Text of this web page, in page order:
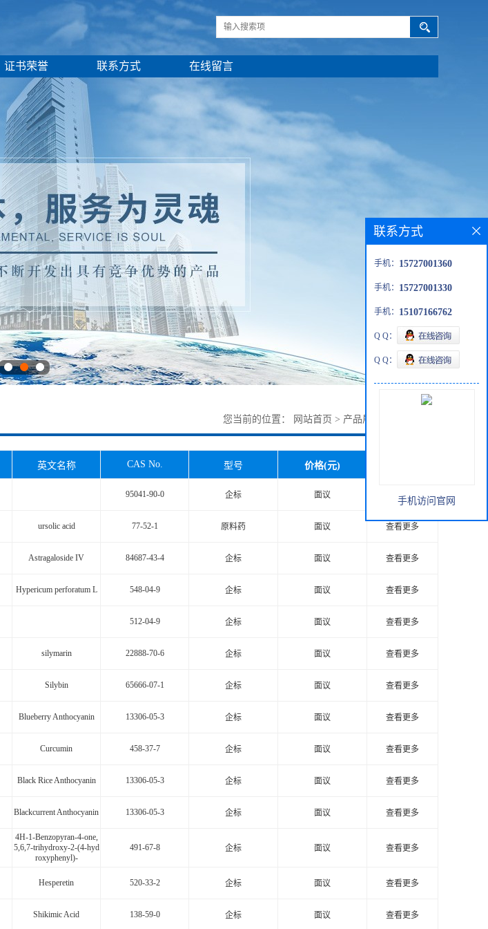
证书荣誉 联系方式 在线留言
您当前的位置： 网站首页 > 产品展厅
英文名称 CAS No. 型号 价格(元)
95041-90-0 企标 面议 查看更多
ursolic acid 77-52-1 原料药 面议 查看更多
Astragaloside IV 84687-43-4 企标 面议 查看更多
Hypericum perforatum L 548-04-9 企标 面议 查看更多
512-04-9 企标 面议 查看更多
silymarin 22888-70-6 企标 面议 查看更多
Silybin 65666-07-1 企标 面议 查看更多
Blueberry Anthocyanin 13306-05-3 企标 面议 查看更多
Curcumin 458-37-7 企标 面议 查看更多
Black Rice Anthocyanin 13306-05-3 企标 面议 查看更多
Blackcurrent Anthocyanin 13306-05-3 企标 面议 查看更多
4H-1-Benzopyran-4-one,
5,6,7-trihydroxy-2-(4-hyd
roxyphenyl)-
491-67-8 企标 面议 查看更多
Hesperetin 520-33-2 企标 面议 查看更多
Shikimic Acid 138-59-0 企标 面议 查看更多
联系方式
手机： 15727001360
手机： 15727001330
手机： 15107166762
Q Q：
Q Q：
手机访问官网